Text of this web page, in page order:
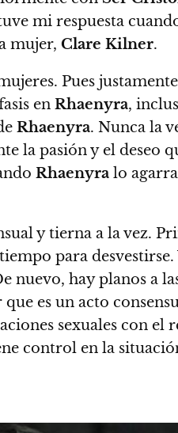
mi respuesta
mujer, Clare Kilner.
Pues
en Rhaenyra,
Rhaenyra. Nunca la
la pasión y el deseo
Rhaenyra lo
y tierna a la vez.
para
hay planos a
es un acto
sexuales con el
control en la